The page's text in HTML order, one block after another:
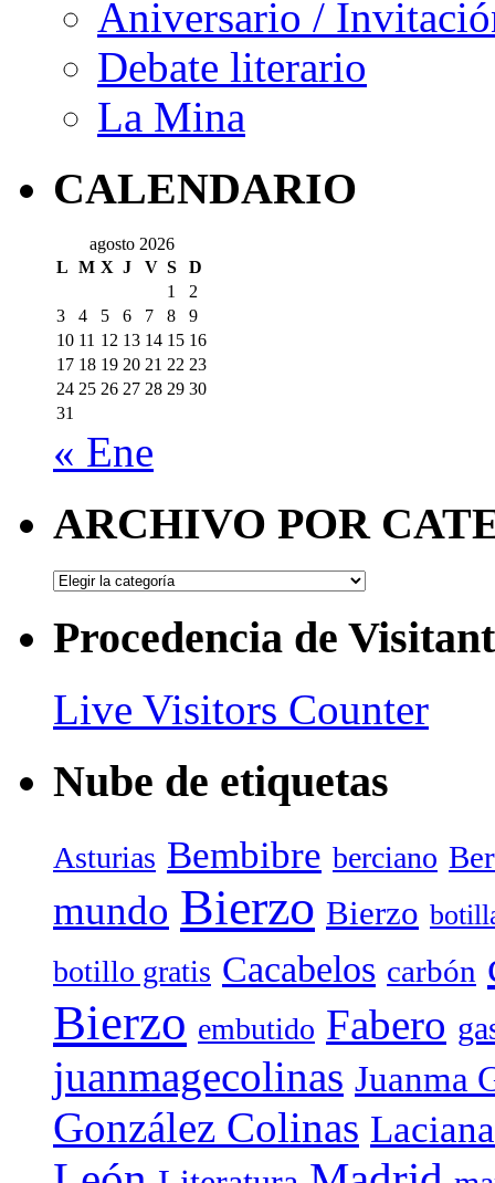
Aniversario /
Debate literario
La Mina
CALENDARIO
agosto 2026
L M X J V S
D
1
2
3
4 5 6 7 8
9
10 11 12 13 14 15 16
17 18 19 20 21 22 23
24 25 26 27 28 29 30
31
« Ene
ARCHIVO POR
ARCHIVO
Procedencia de
Live Visitors Counter
Nube de etiquetas
Asturias Bembibre berciano
mundo Bierzo Bierzo
botillo gratis Cacabelos carbón
Bierzo embutido Fabero
juanmagecolinas Juanma
González Colinas Laciana